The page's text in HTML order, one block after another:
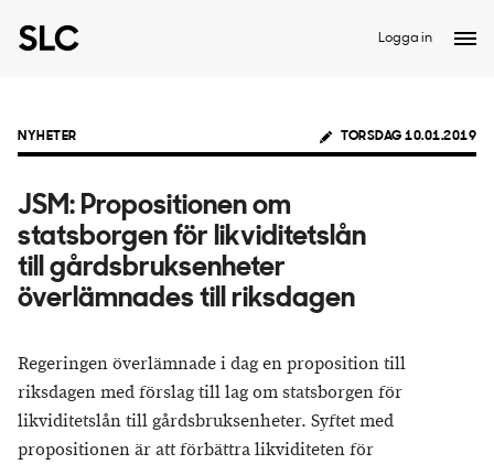
Logga in
NYHETER TORSDAG 10.01.2019
JSM: Propositionen om
statsborgen för likviditetslån
till gårdsbruksenheter
överlämnades till riksdagen
Regeringen överlämnade i dag en proposition till
riksdagen med förslag till lag om statsborgen för
likviditetslån till gårdsbruksenheter. Syftet med
propositionen är att förbättra likviditeten för